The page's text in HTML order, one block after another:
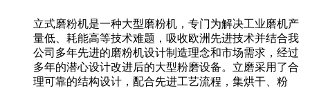
立式磨粉机是一种大型磨粉机，专门为解决工业磨机产
量低、耗能高等技术难题，吸收欧洲先进技术并结合我
公司多年先进的磨粉机设计制造理念和市场需求，经过
多年的潜心设计改进后的大型粉磨设备。立磨采用了合
理可靠的结构设计，配合先进工艺流程，集烘干、粉